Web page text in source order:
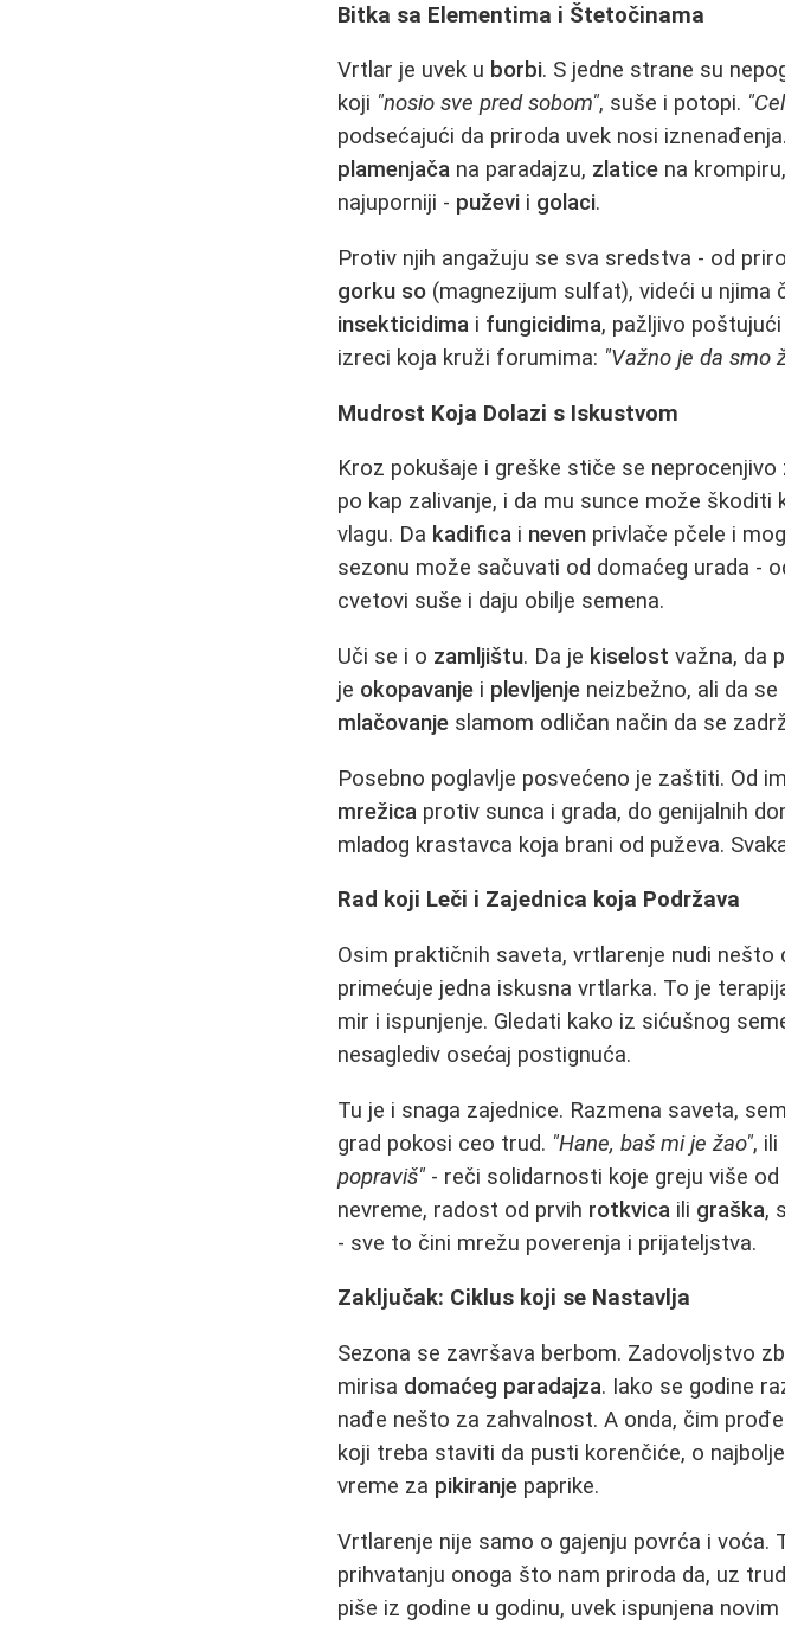
Bitka sa Elementima i Štetočinama
Vrtlar je uvek u borbi. S jedne strane su
koji "nosio sve pred sobom", suše i potopi.
podsećajući da priroda uvek nosi
plamenjača na paradajzu, zlatice na krompiru,
najuporniji - puževi i golaci.
Protiv njih angažuju se sva sredstva - od
gorku so (magnezijum sulfat), videći u njima
insekticidima i fungicidima, pažljivo poštujući
izreci koja kruži forumima: "Važno je da smo
Mudrost Koja Dolazi s Iskustvom
Kroz pokušaje i greške stiče se neprocenjivo
po kap zalivanje, i da mu sunce može škoditi
vlagu. Da kadifica i neven privlače pčele i
sezonu može sačuvati od domaćeg urada -
cvetovi suše i daju obilje semena.
Uči se i o zamljištu. Da je kiselost važna, da
je okopavanje i plevljenje neizbežno, ali da
mlačovanje slamom odličan način da se
Posebno poglavlje posvećeno je zaštiti. Od
mrežica protiv sunca i grada, do genijalnih
mladog krastavca koja brani od puževa.
Rad koji Leči i Zajednica koja Podržava
Osim praktičnih saveta, vrtlarenje nudi nešto
primećuje jedna iskusna vrtlarka. To je
mir i ispunjenje. Gledati kako iz sićušnog
nesaglediv osećaj postignuća.
Tu je i snaga zajednice. Razmena saveta,
grad pokosi ceo trud. "Hane, baš mi je žao", ili
popraviš" - reči solidarnosti koje greju više
nevreme, radost od prvih rotkvica ili graška,
- sve to čini mrežu poverenja i prijateljstva.
Zaključak: Ciklus koji se Nastavlja
Sezona se završava berbom. Zadovoljstvo
mirisa domaćeg paradajza. Iako se godine
nađe nešto za zahvalnost. A onda, čim
koji treba staviti da pusti korenčiće, o
vreme za pikiranje paprike.
Vrtlarenje nije samo o gajenju povrća i voća.
prihvatanju onoga što nam priroda da, uz
piše iz godine u godinu, uvek ispunjena